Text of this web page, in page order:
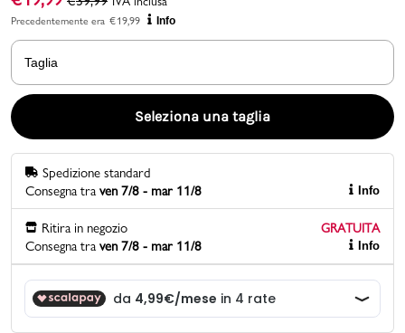
Marchi
Accedi | Registrati
Promo & News
negozi
contatti
pcard
Gift card
Precedentemente era €19,99 Info
Taglia
Seleziona una taglia
Spedizione standard
Consegna tra ven 7/8 - mar 11/8 Info
Ritira in negozio
GRATUITA
Consegna tra ven 7/8 - mar 11/8 Info